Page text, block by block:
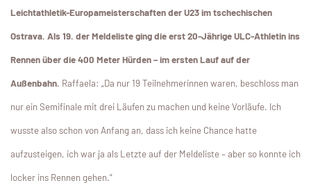
Leichtathletik-Europameisterschaften der U23 im tschechischen
Ostrava. Als 19. der Meldeliste ging die erst 20-Jährige ULC-Athletin ins
Rennen über die 400 Meter Hürden – im ersten Lauf auf der
Außenbahn. Raffaela: „Da nur 19 Teilnehmerinnen waren, beschloss man
nur ein Semifinale mit drei Läufen zu machen und keine Vorläufe. Ich
wusste also schon von Anfang an, dass ich keine Chance hatte
aufzusteigen, ich war ja als Letzte auf der Meldeliste – aber so konnte ich
locker ins Rennen gehen.“